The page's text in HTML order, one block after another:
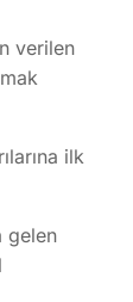
verilen
ilk
gelen